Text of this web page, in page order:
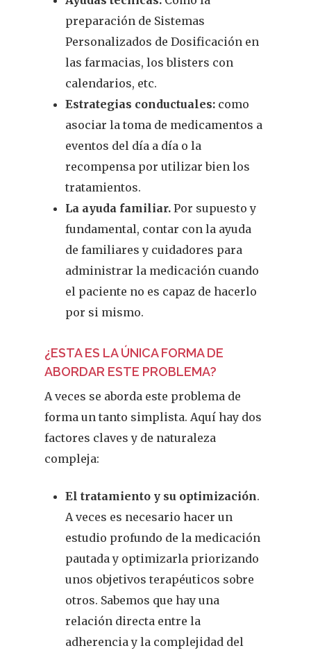
preparación de Sistemas
Personalizados de Dosificación en
las farmacias, los blisters con
calendarios, etc.
Estrategias conductuales: como
asociar la toma de medicamentos a
eventos del día a día o la
recompensa por utilizar bien los
tratamientos.
La ayuda familiar. Por supuesto y
fundamental, contar con la ayuda
de familiares y cuidadores para
administrar la medicación cuando
el paciente no es capaz de hacerlo
por si mismo.
¿ESTA ES LA ÚNICA FORMA DE
ABORDAR ESTE PROBLEMA?
A veces se aborda este problema de
forma un tanto simplista. Aquí hay dos
factores claves y de naturaleza
compleja:
El tratamiento y su optimización.
A veces es necesario hacer un
estudio profundo de la medicación
pautada y optimizarla priorizando
unos objetivos terapéuticos sobre
otros. Sabemos que hay una
relación directa entre la
adherencia y la complejidad del